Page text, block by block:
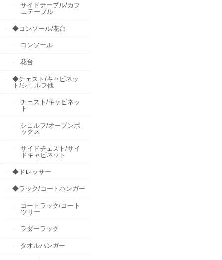
サイドテーブル/カフ
ェテーブル
◆コンソール/花台
コンソール
花台
◆チェスト/キャビネッ
ト/シェルフ他
チェスト/キャビネッ
ト
シェルフ/オープンボ
ックス
サイドチェスト/サイ
ドキャビネット
◆ドレッサー
◆ラック/コートハンガー
コートラック/コート
ツリー
ラダーラック
タオルハンガー